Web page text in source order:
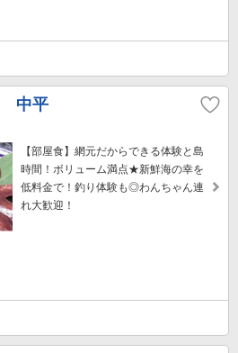
中平
【部屋食】網元だからできる体験と島
時間！ボリューム満点★新鮮海の幸を
低料金で！釣り体験も◎わんちゃん連
れ大歓迎！